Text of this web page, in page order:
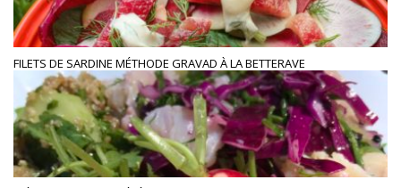
FILETS DE SARDINE MÉTHODE GRAVAD À LA BETTERAVE